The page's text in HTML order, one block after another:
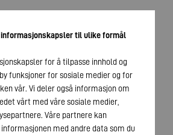
informasjonskapsler til ulike formål
for å tilpasse innhold og
funksjoner for sosiale medier og for
vår. Vi deler også informasjon om
vårt med våre sosiale medier,
Våre partnere kan
med andre data som du